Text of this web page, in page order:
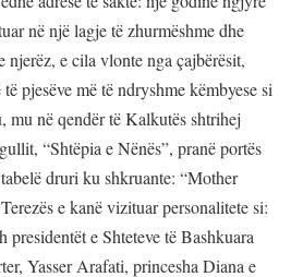
në një lagje të zhurmëshme dhe
njerëz, e cila vlonte nga çajbërësit,
pjesëve më të ndryshme këmbyese si
mu në qendër të Kalkutës shtrihej
“Shtëpia e Nënës”, pranë portës
druri ku shkruante: “Mother
e kanë vizituar personalitete si:
presidentët e Shteteve të Bashkuara
Yasser Arafati, princesha Diana e